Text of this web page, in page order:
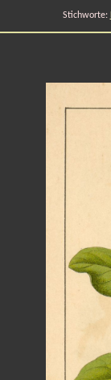
Stichworte: